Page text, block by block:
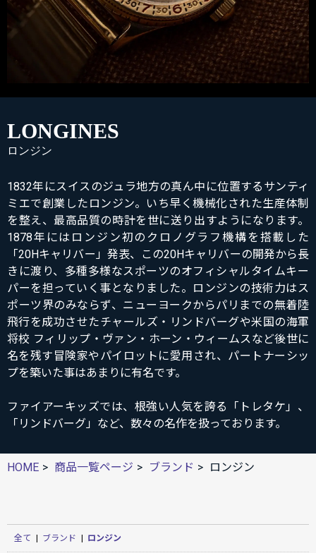
LONGINES
ロンジン
1832年にスイスのジュラ地方の真ん中に位置するサンティ
ミエで創業したロンジン。いち早く機械化された生産体制
を整え、最高品質の時計を世に送り出すようになります。
1878年にはロンジン初のクロノグラフ機構を搭載した
「20Hキャリバー」発表、この20Hキャリバーの開発から長
きに渡り、多種多様なスポーツのオフィシャルタイムキー
パーを担っていく事となりました。ロンジンの技術力はス
ポーツ界のみならず、ニューヨークからパリまでの無着陸
飛行を成功させたチャールズ・リンドバーグや米国の海軍
将校 フィリップ・ヴァン・ホーン・ウィームスなど後世に
名を残す冒険家やパイロットに愛用され、パートナーシッ
プを築いた事はあまりに有名です。
ファイアーキッズでは、根強い人気を誇る「トレタケ」、
「リンドバーグ」など、数々の名作を扱っております。
HOME 商品一覧ページ ブランド ロンジン
全て ブランド ロンジン